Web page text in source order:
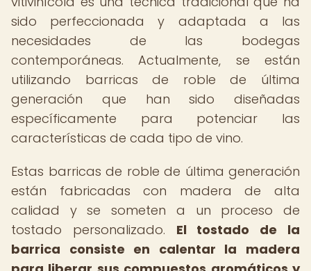
sido perfeccionada y adaptada a las
necesidades de las bodegas
contemporáneas. Actualmente, se están
utilizando barricas de roble de última
generación que han sido diseñadas
específicamente para potenciar las
características de cada tipo de vino.
Estas barricas de roble de última generación
están fabricadas con madera de alta
calidad y se someten a un proceso de
tostado personalizado. El tostado de la
barrica consiste en calentar la madera